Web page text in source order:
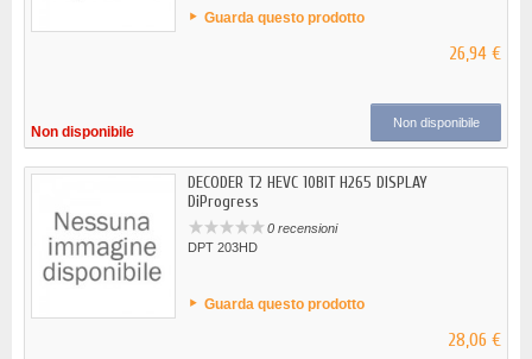
Guarda questo prodotto
26,94 €
Non disponibile
Non disponibile
DECODER T2 HEVC 10BIT H265 DISPLAY
DiProgress
0 recensioni
DPT 203HD
Guarda questo prodotto
28,06 €